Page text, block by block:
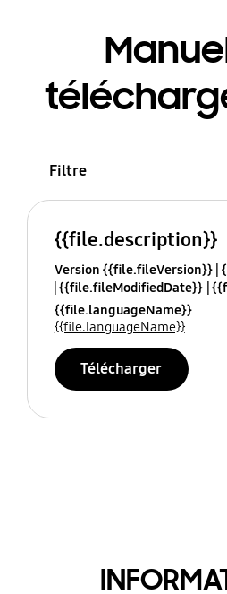
Filtre
{{file.description}}
Version {{file.fileVersion}}
{{file.fileModifiedDate}}
{{file.languageName}}
{{file.languageName}}
Télécharger